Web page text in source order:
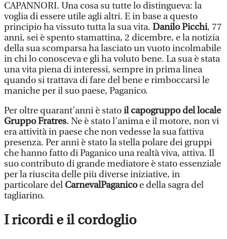
CAPANNORI. Una cosa su tutte lo distingueva: la
voglia di essere utile agli altri. E in base a questo
principio ha vissuto tutta la sua vita. Danilo Picchi, 77
anni, sei è spento stamattina, 2 dicembre, e la notizia
della sua scomparsa ha lasciato un vuoto incolmabile
in chi lo conosceva e gli ha voluto bene. La sua è stata
una vita piena di interessi, sempre in prima linea
quando si trattava di fare del bene e rimboccarsi le
maniche per il suo paese, Paganico.
Per oltre quarant’anni è statoil capogruppo del locale
Gruppo Fratres. Ne è stato l’anima e il motore, non vi
era attività in paese che non vedesse la sua fattiva
presenza. Per anni è stato la stella polare dei gruppi
che hanno fatto di Paganico una realtà viva, attiva. Il
suo contributo di grande mediatore è stato essenziale
per la riuscita delle più diverse iniziative, in
particolare del CarnevalPaganicoe della sagra del
tagliarino.
I ricordi e il cordoglio